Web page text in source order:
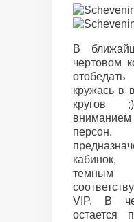
В
чертовом
кружась в
кругов
VIP. В
остается